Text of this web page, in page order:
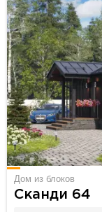
Дом из блоков
Сканди 64